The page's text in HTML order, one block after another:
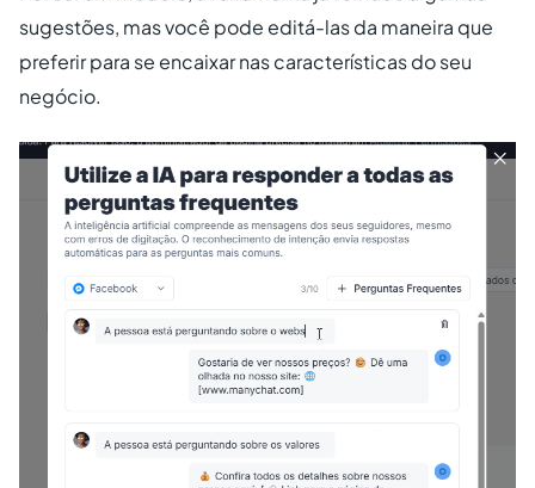
sugestões, mas você pode editá-las da maneira que
preferir para se encaixar nas características do seu
negócio.